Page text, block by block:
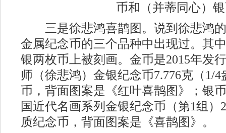
币和（并蒂同心）
三是徐悲鸿喜鹊图。说到徐悲鸿的
金属纪念币的三个品种中出现过。其
银两枚币上被刻画。金币是2015年发
师（徐悲鸿）金银纪念币7.776克（1/
币，背面图案是《红叶喜鹊图》；银
国近代名画系列金银纪念币（第1组）
质纪念币，背面图案是《喜鹊图》。